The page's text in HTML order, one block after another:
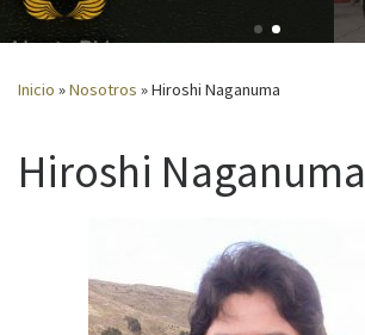
Inicio »Nosotros »Hiroshi Naganuma
Hiroshi Naganuma